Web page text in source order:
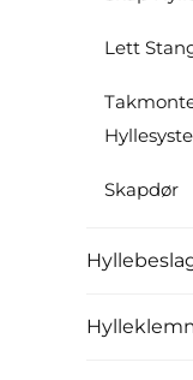
Lett
Skapdør